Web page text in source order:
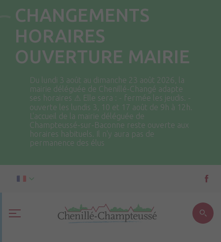
CHANGEMENTS
HORAIRES
OUVERTURE MAIRIE
Du lundi 3 août au dimanche 23 août 2026, la
mairie déléguée de Chenillé-Changé adapte
ses horaires ⚠ Elle sera : - fermée les jeudis. -
ouverte les lundis 3, 10 et 17 août de 9h à 12h.
L'accueil de la mairie déléguée de
Champteussé-sur-Baconne reste ouverte aux
horaires habituels. Il n'y aura pas de
permanence des élus